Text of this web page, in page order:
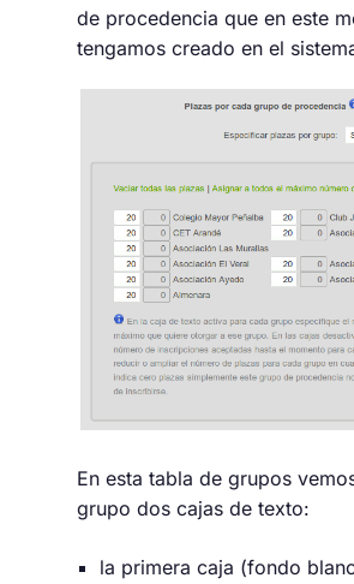
de procedencia que en este
tengamos creado en el
En esta tabla de grupos
grupo dos cajas de texto:
la primera caja (fondo